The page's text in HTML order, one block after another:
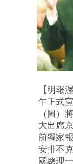
【明報
午正式
（圖）
大出席
前獨家
安排不
國總理